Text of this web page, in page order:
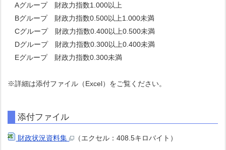
Aグループ 財政力指数1.000以上
Bグループ 財政力指数0.500以上1.000未満
Cグループ 財政力指数0.400以上0.500未満
Dグループ 財政力指数0.300以上0.400未満
Eグループ 財政力指数0.300未満
※詳細は添付ファイル（Excel）をご覧ください。
添付ファイル
財政状況資料集 （エクセル：408.5キロバイト）